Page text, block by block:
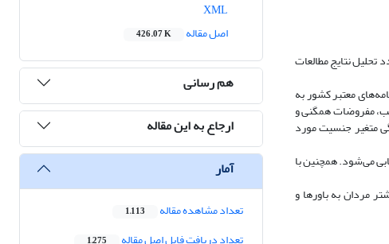
نتایج مطالعات
انجام و در فصلنامه‌های معتبر کشور به
مفروضات همگنی و
متغیر جنسیت مورد
در حد متوسط ارزیابی می‌شود. همچنین با
مردان به باورها و
اصل مقاله
426.07 K
هم رسانی
ارجاع به این مقاله
آمار
تعداد مشاهده مقاله 1,113